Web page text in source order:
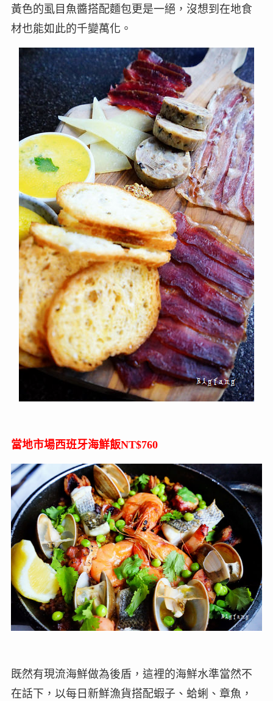
黃色的虱目魚醬搭配麵包更是一絕，沒想到在地食
材也能如此的千變萬化。
當地市場西班牙海鮮飯NT$760
既然有現流海鮮做為後盾，這裡的海鮮水準當然不
在話下，以每日新鮮漁貨搭配蝦子、蛤蜊、章魚，